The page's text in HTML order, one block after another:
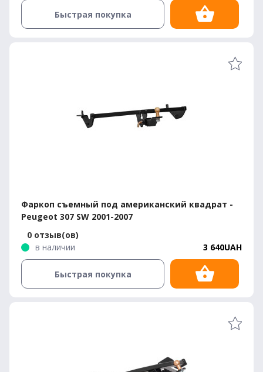
Быстрая покупка
Фаркоп съемный под американский квадрат -
Peugeot 307 SW 2001-2007
0 отзыв(ов)
в наличии
3 640UAH
Быстрая покупка